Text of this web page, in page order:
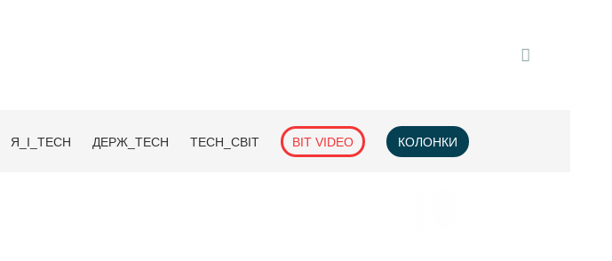
Я_І_TECH ДЕРЖ_TECH TECH_СВІТ BIT VIDEO КОЛОНКИ